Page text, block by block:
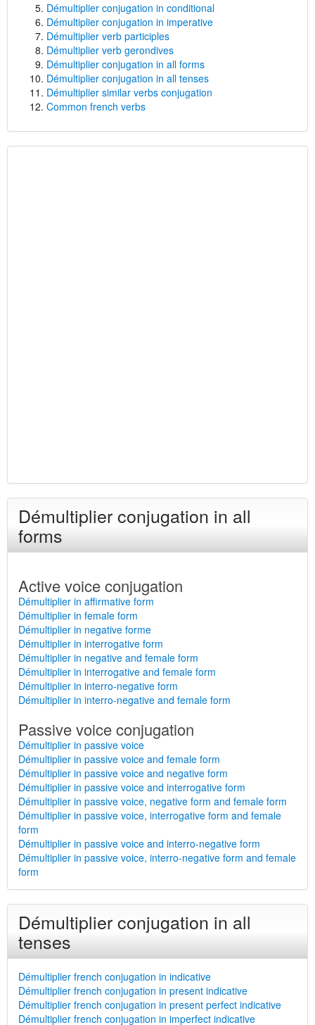
Démultiplier conjugation in conditional
Démultiplier conjugation in imperative
Démultiplier verb participles
Démultiplier verb gerondives
Démultiplier conjugation in all forms
Démultiplier conjugation in all tenses
Démultiplier similar verbs conjugation
Common french verbs
Démultiplier conjugation in all
forms
Active voice conjugation
Démultiplier in affirmative form
Démultiplier in female form
Démultiplier in negative forme
Démultiplier in interrogative form
Démultiplier in negative and female form
Démultiplier in interrogative and female form
Démultiplier in interro-negative form
Démultiplier in interro-negative and female form
Passive voice conjugation
Démultiplier in passive voice
Démultiplier in passive voice and female form
Démultiplier in passive voice and negative form
Démultiplier in passive voice and interrogative form
Démultiplier in passive voice, negative form and female form
Démultiplier in passive voice, interrogative form and female
form
Démultiplier in passive voice and interro-negative form
Démultiplier in passive voice, interro-negative form and female
form
Démultiplier conjugation in all
tenses
Démultiplier french conjugation in indicative
Démultiplier french conjugation in present indicative
Démultiplier french conjugation in present perfect indicative
Démultiplier french conjugation in imperfect indicative